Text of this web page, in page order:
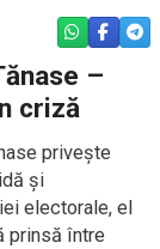
WHATSAPP
–
criză
privește
și
electorale, el
prinsă între